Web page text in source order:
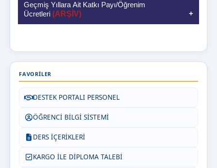
Geçmiş Yıllara Ait Katkı Payı/Öğrenim
Ücretleri (ARŞİV)
FAVORILER
DESTEK PORTALI PERSONEL
ÖĞRENCİ BİLGİ SİSTEMİ
DERS İÇERİKLERİ
KARGO İLE DİPLOMA TALEBİ